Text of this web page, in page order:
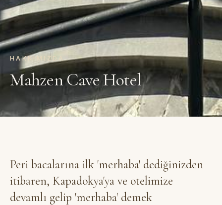
HAKKIMIZDA
Mahzen Cave Hotel
Peri bacalarına ilk 'merhaba' dediğinizden
itibaren, Kapadokya'ya ve otelimize
devamlı gelip 'merhaba' demek